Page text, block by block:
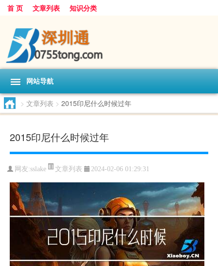
首 页 文章列表 知识分类
网站导航
> 文章列表 > 2015印尼什么时候过年
2015印尼什么时候过年
网友:sslake 文章列表 2024-02-06 01:29:31